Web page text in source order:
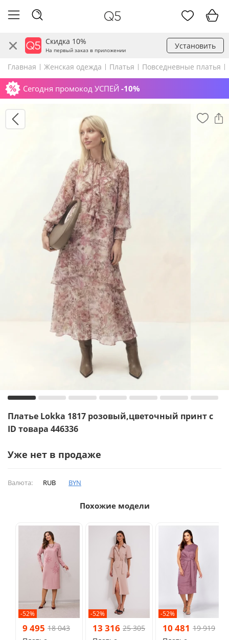
Скидка 10%
На первый заказ в приложении Установить
Главная Женская одежда Платья Повседневные платья
Сегодня промокод УСПЕЙ -10%
Платье Lokka 1817 розовый,цветочный принт с
ID товара 446336
Уже нет в продаже
Валюта: RUB BYN
Похожие модели
-52%
9 495 18 043
-52%
13 316 25 305
-52%
10 481 19 919